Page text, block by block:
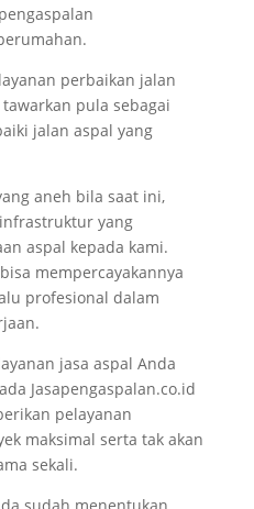
perbaikan jalan
pula sebagai
jalan aspal yang
aneh bila saat ini,
yang
aspal kepada kami.
mempercayakannya
profesional dalam
jasa aspal Anda
Jasapengaspalan.co.id
pelayanan
maksimal serta tak akan
sekali.
sudah menentukan